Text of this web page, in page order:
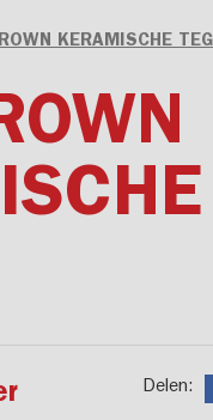
KERAMISCHE
Delen: